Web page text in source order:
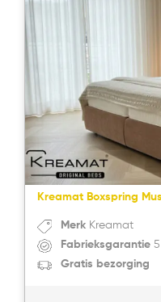
Bekijk product
Kreamat Boxspring
Merk Kreamat
Fabrieksgarantie
Gratis bezorging